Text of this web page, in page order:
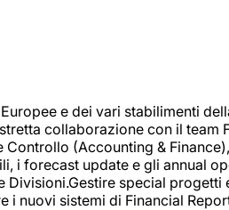
e dei vari stabilimenti
collaborazione con il team
(Accounting &
forecast update e gli annual
special
nuovi sistemi di Financial